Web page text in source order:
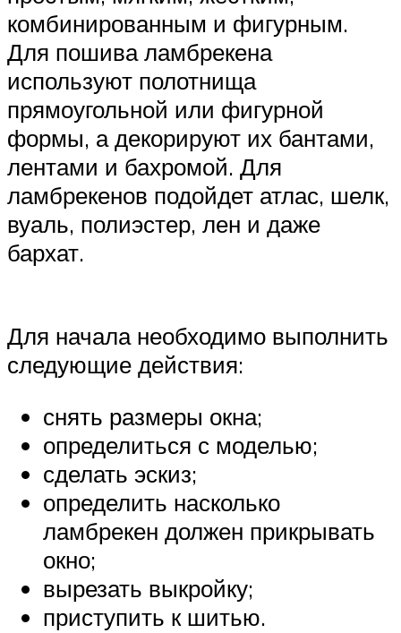
комбинированным и фигурным.
Для пошива ламбрекена
используют полотнища
прямоугольной или фигурной
формы, а декорируют их бантами,
лентами и бахромой. Для
ламбрекенов подойдет атлас, шелк,
вуаль, полиэстер, лен и даже
бархат.
Для начала необходимо выполнить
следующие действия:
снять размеры окна;
определиться с моделью;
сделать эскиз;
определить насколько
ламбрекен должен прикрывать
окно;
вырезать выкройку;
приступить к шитью.